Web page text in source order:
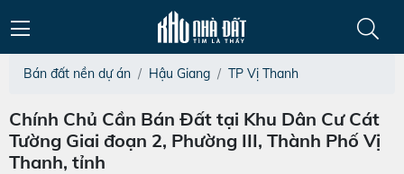
Bán đất nền dự án Hậu Giang TP Vị Thanh
Chính Chủ Cần Bán Đất tại Khu Dân Cư Cát
Tường Giai đoạn 2, Phường III, Thành Phố Vị
Thanh, tỉnh